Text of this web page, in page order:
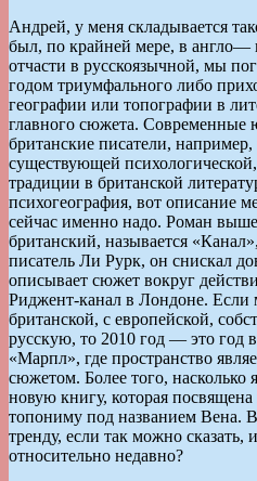
Андрей, у меня складывается
был, по крайней мере, в англо—
отчасти в русскоязычной, мы
годом триумфального либо
географии или топографии в
главного сюжета.
британские писатели,
существующей
традиции в британской
психогеография, вот описание
сейчас именно надо. Роман
британский, называется
писатель Ли Рурк, он снискал
описывает сюжет вокруг
Риджент-канал в Лондоне. Если
британской, с европейской,
русскую, то 2010 год — это год
«Марпл», где пространство
сюжетом. Более того, насколько
новую книгу, которая посвящена
топониму под названием Вена.
тренду, если так можно сказать,
относительно недавно?